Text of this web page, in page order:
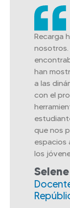
Recarga
han
a las
con el
que nos
espacios
los